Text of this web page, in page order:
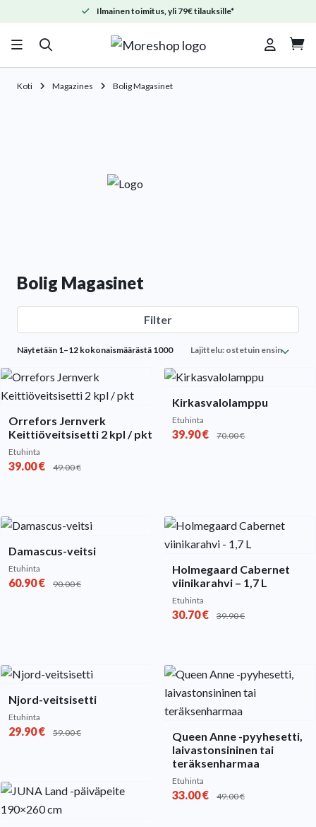
Ilmainen toimitus, yli 79€ tilauksille*

Koti Magazines Bolig Magasinet
Bolig Magasinet
Filter
Näytetään 1–12 kokonaismäärästä 1000Sorted
popularity
Orrefors Jernverk
Keittiöveitsisetti 2 kpl / pkt
Etuhinta
39.00€ 49.00€
Kirkasvalolamppu
Etuhinta
39.90€ 70.00€
Damascus-veitsi
Etuhinta
60.90€ 90.00€
Holmegaard Cabernet
viinikarahvi – 1,7 L
Etuhinta
30.70€ 39.90€
Njord-veitsisetti
Etuhinta
29.90€ 59.00€
Queen Anne -pyyhesetti,
laivastonsininen tai
teräksenharmaa
Etuhinta
33.00€ 49.00€